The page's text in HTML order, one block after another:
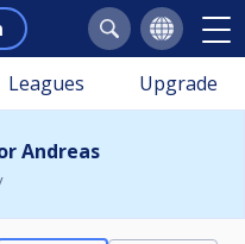
Leagues Upgrade
Andreas